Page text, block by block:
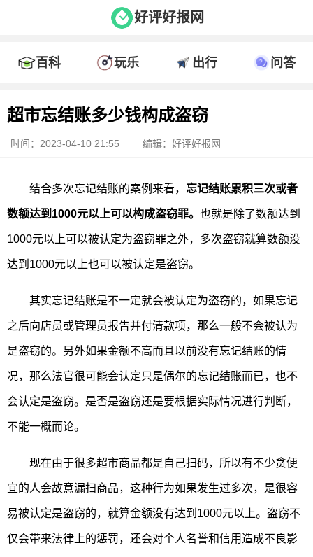
好评好报网
百科 玩乐 出行 问答
超市忘结账多少钱构成盗窃
时间：2023-04-10 21:55 编辑：好评好报网
结合多次忘记结账的案例来看， 忘记结账累积三次或者
数额达到1000元以上可以构成盗窃罪。 也就是除了数额达到
1000元以上可以被认定为盗窃罪之外，多次盗窃就算数额没
达到1000元以上也可以被认定是盗窃。
其实忘记结账是不一定就会被认定为盗窃的，如果忘记
之后向店员或管理员报告并付清款项，那么一般不会被认为
是盗窃的。另外如果金额不高而且以前没有忘记结账的情
况，那么法官很可能会认定只是偶尔的忘记结账而已，也不
会认定是盗窃。是否是盗窃还是要根据实际情况进行判断，
不能一概而论。
现在由于很多超市商品都是自己扫码，所以有不少贪便
宜的人会故意漏扫商品，这种行为如果发生过多次，是很容
易被认定是盗窃的，就算金额没有达到1000元以上。盗窃不
仅会带来法律上的惩罚，还会对个人名誉和信用造成不良影